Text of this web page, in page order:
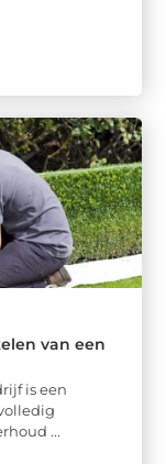
van een
is een
...